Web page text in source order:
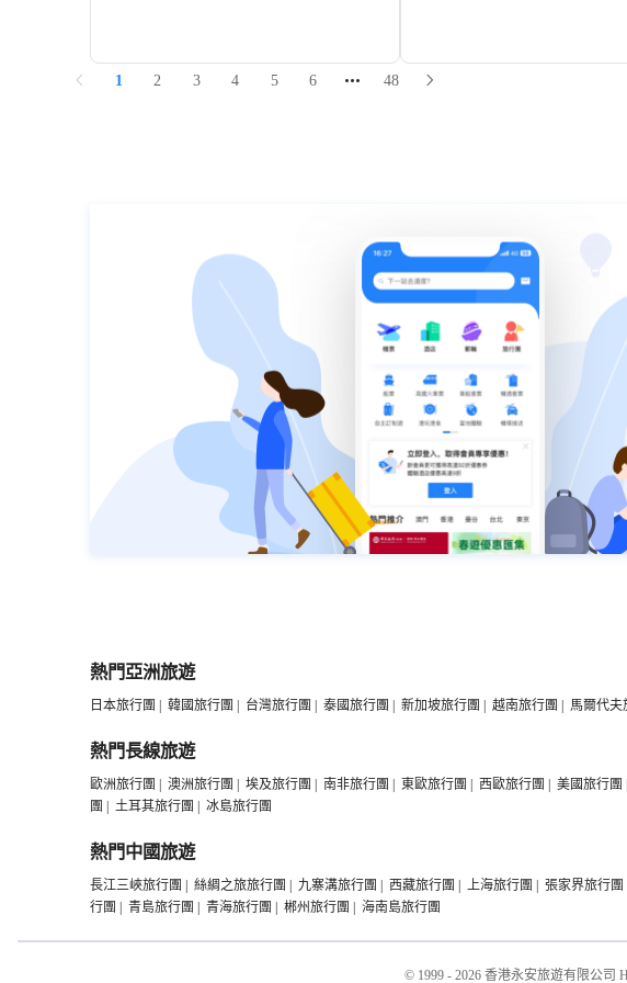
銀灘景區魚遊廣場的銀灘·奇境海洋
幕降臨時，在燈光與噴泉的映襯下，顯得宏偉
1 2 3 4 5 6 48
熱門亞洲旅遊
日本旅行團 | 韓國旅行團 | 台灣旅行團 | 泰國旅行團 | 新加坡旅行團 | 越南旅行團 | 馬爾代夫
熱門長線旅遊
歐洲旅行團 | 澳洲旅行團 | 埃及旅行團 | 南非旅行團 | 東歐旅行團 | 西歐旅行團 | 美國旅行團
團 | 土耳其旅行團 | 冰島旅行團
熱門中國旅遊
長江三峽旅行團 | 絲綢之旅旅行團 | 九寨溝旅行團 | 西藏旅行團 | 上海旅行團 | 張家界旅行團
行團 | 青島旅行團 | 青海旅行團 | 郴州旅行團 | 海南島旅行團
© 1999 - 2026 香港永安旅遊有限公司